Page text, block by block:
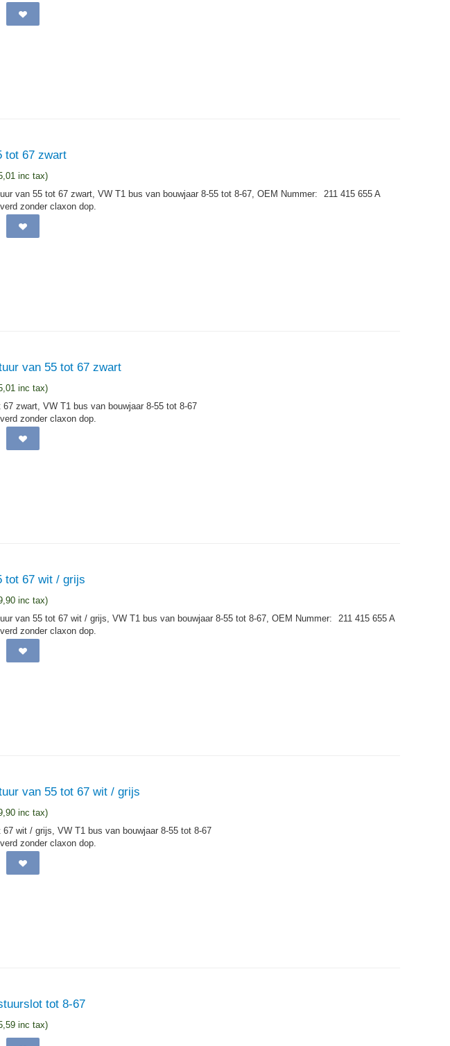
tot 67 zwart
inc tax)
van 55 tot 67 zwart, VW T1 bus van bouwjaar 8-55 tot 8-67,OEM Nummer:
211 415 655 A
zonder claxon dop.
van 55 tot 67 zwart
inc tax)
zwart, VW T1 bus van bouwjaar 8-55 tot 8-67
zonder claxon dop.
tot 67 wit / grijs
inc tax)
van 55 tot 67 wit / grijs, VW T1 bus van bouwjaar 8-55 tot 8-67,OEM Nummer:
211 415 655 A
zonder claxon dop.
van 55 tot 67 wit / grijs
inc tax)
wit / grijs, VW T1 bus van bouwjaar 8-55 tot 8-67
zonder claxon dop.
tot 8-67
inc tax)